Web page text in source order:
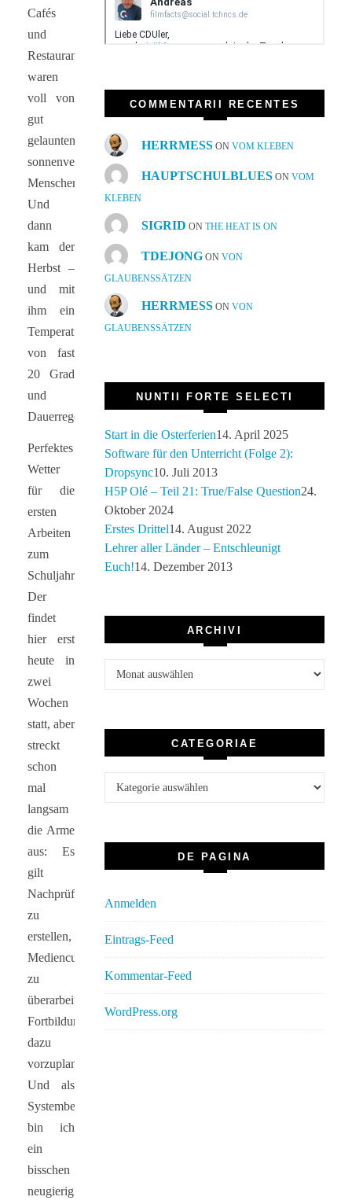
Cafés
und
Restaurants
waren
voll von
gut
gelaunten,
sonnenverwöhnten
Menschen.
Und
dann
kam der
Herbst –
und mit
ihm ein
Temperatursturz
von fast
20 Grad
und
Dauerregen.
Perfektes
Wetter
für die
ersten
Arbeiten
zum
Schuljahresbeginn.
Der
findet
hier erst
heute in
zwei
Wochen
statt, aber
streckt
schon
mal
langsam
die Arme
aus: Es
gilt
Nachprüfungen
zu
erstellen,
Mediencurricula
zu
überarbeiten,
Fortbildungen
dazu
vorzuplanen.
Und als
Systembetreuer
bin ich
ein
bisschen
neugierig
COMMENTARII RECENTES
HERRMESS ON VOM KLEBEN
HAUPTSCHULBLUES ON VOM
KLEBEN
SIGRID ON THE HEAT IS ON
TDEJONG ON VON
GLAUBENSSÄTZEN
HERRMESS ON VON
GLAUBENSSÄTZEN
NUNTII FORTE SELECTI
Start in die Osterferien14. April 2025
Software für den Unterricht (Folge 2):
Dropsync10. Juli 2013
H5P Olé – Teil 21: True/False Question24.
Oktober 2024
Erstes Drittel14. August 2022
Lehrer aller Länder – Entschleunigt
Euch!14. Dezember 2013
ARCHIVI
Archivi
CATEGORIAE
Categoriae
DE PAGINA
Anmelden
Eintrags-Feed
Kommentar-Feed
WordPress.org